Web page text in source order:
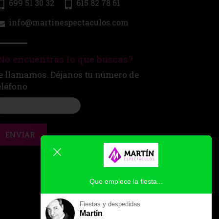
699 51 30 32
615 82 78 61
info@martinespectaculos.com
encuentras lo que buscas?
llamamos. Déjanos tu número de
ENVIAR
Que empiece la fiesta...
Fiestas y despedidas
Martin